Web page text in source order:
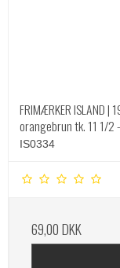
FRIMÆRKER ISLAND
orangebrun tk. 11 1/2
IS0334
69,00 DKK